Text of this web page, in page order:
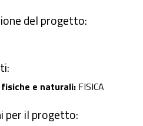
del progetto:
e naturali: FISICA
per il progetto: